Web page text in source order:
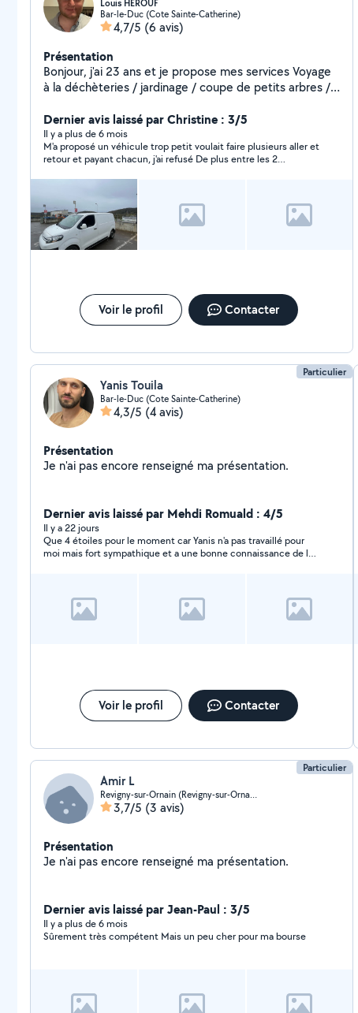
Louis HEROUF
Bar-le-Duc (Cote Sainte-Catherine)
4,7/5 (6 avis)
Présentation
Bonjour, j'ai 23 ans et je propose mes services Voyage
à la déchèteries / jardinage / coupe de petits arbres /
la location, perceuse, disqueuse, poste à souder,
karcher portatif, scie sauteuse
Dernier avis laissé par Christine : 3/5
Il y a plus de 6 mois
M'a proposé un véhicule trop petit voulait faire plusieurs aller et
retour et payant chacun, j'ai refusé De plus entre les 2
Voir le profil Contacter
Particulier
Yanis Touila
Bar-le-Duc (Cote Sainte-Catherine)
4,3/5 (4 avis)
Présentation
Je n'ai pas encore renseigné ma présentation.
Dernier avis laissé par Mehdi Romuald : 4/5
Il y a 22 jours
Que 4 étoiles pour le moment car Yanis n'a pas travaillé pour
moi mais fort sympathique et a une bonne connaissance de la
Voir le profil Contacter
Particulier
Amir L
Revigny-sur-Ornain (Revigny-sur-Ornain)
3,7/5 (3 avis)
Présentation
Je n'ai pas encore renseigné ma présentation.
Dernier avis laissé par Jean-Paul : 3/5
Il y a plus de 6 mois
Sûrement très compétent Mais un peu cher pour ma bourse